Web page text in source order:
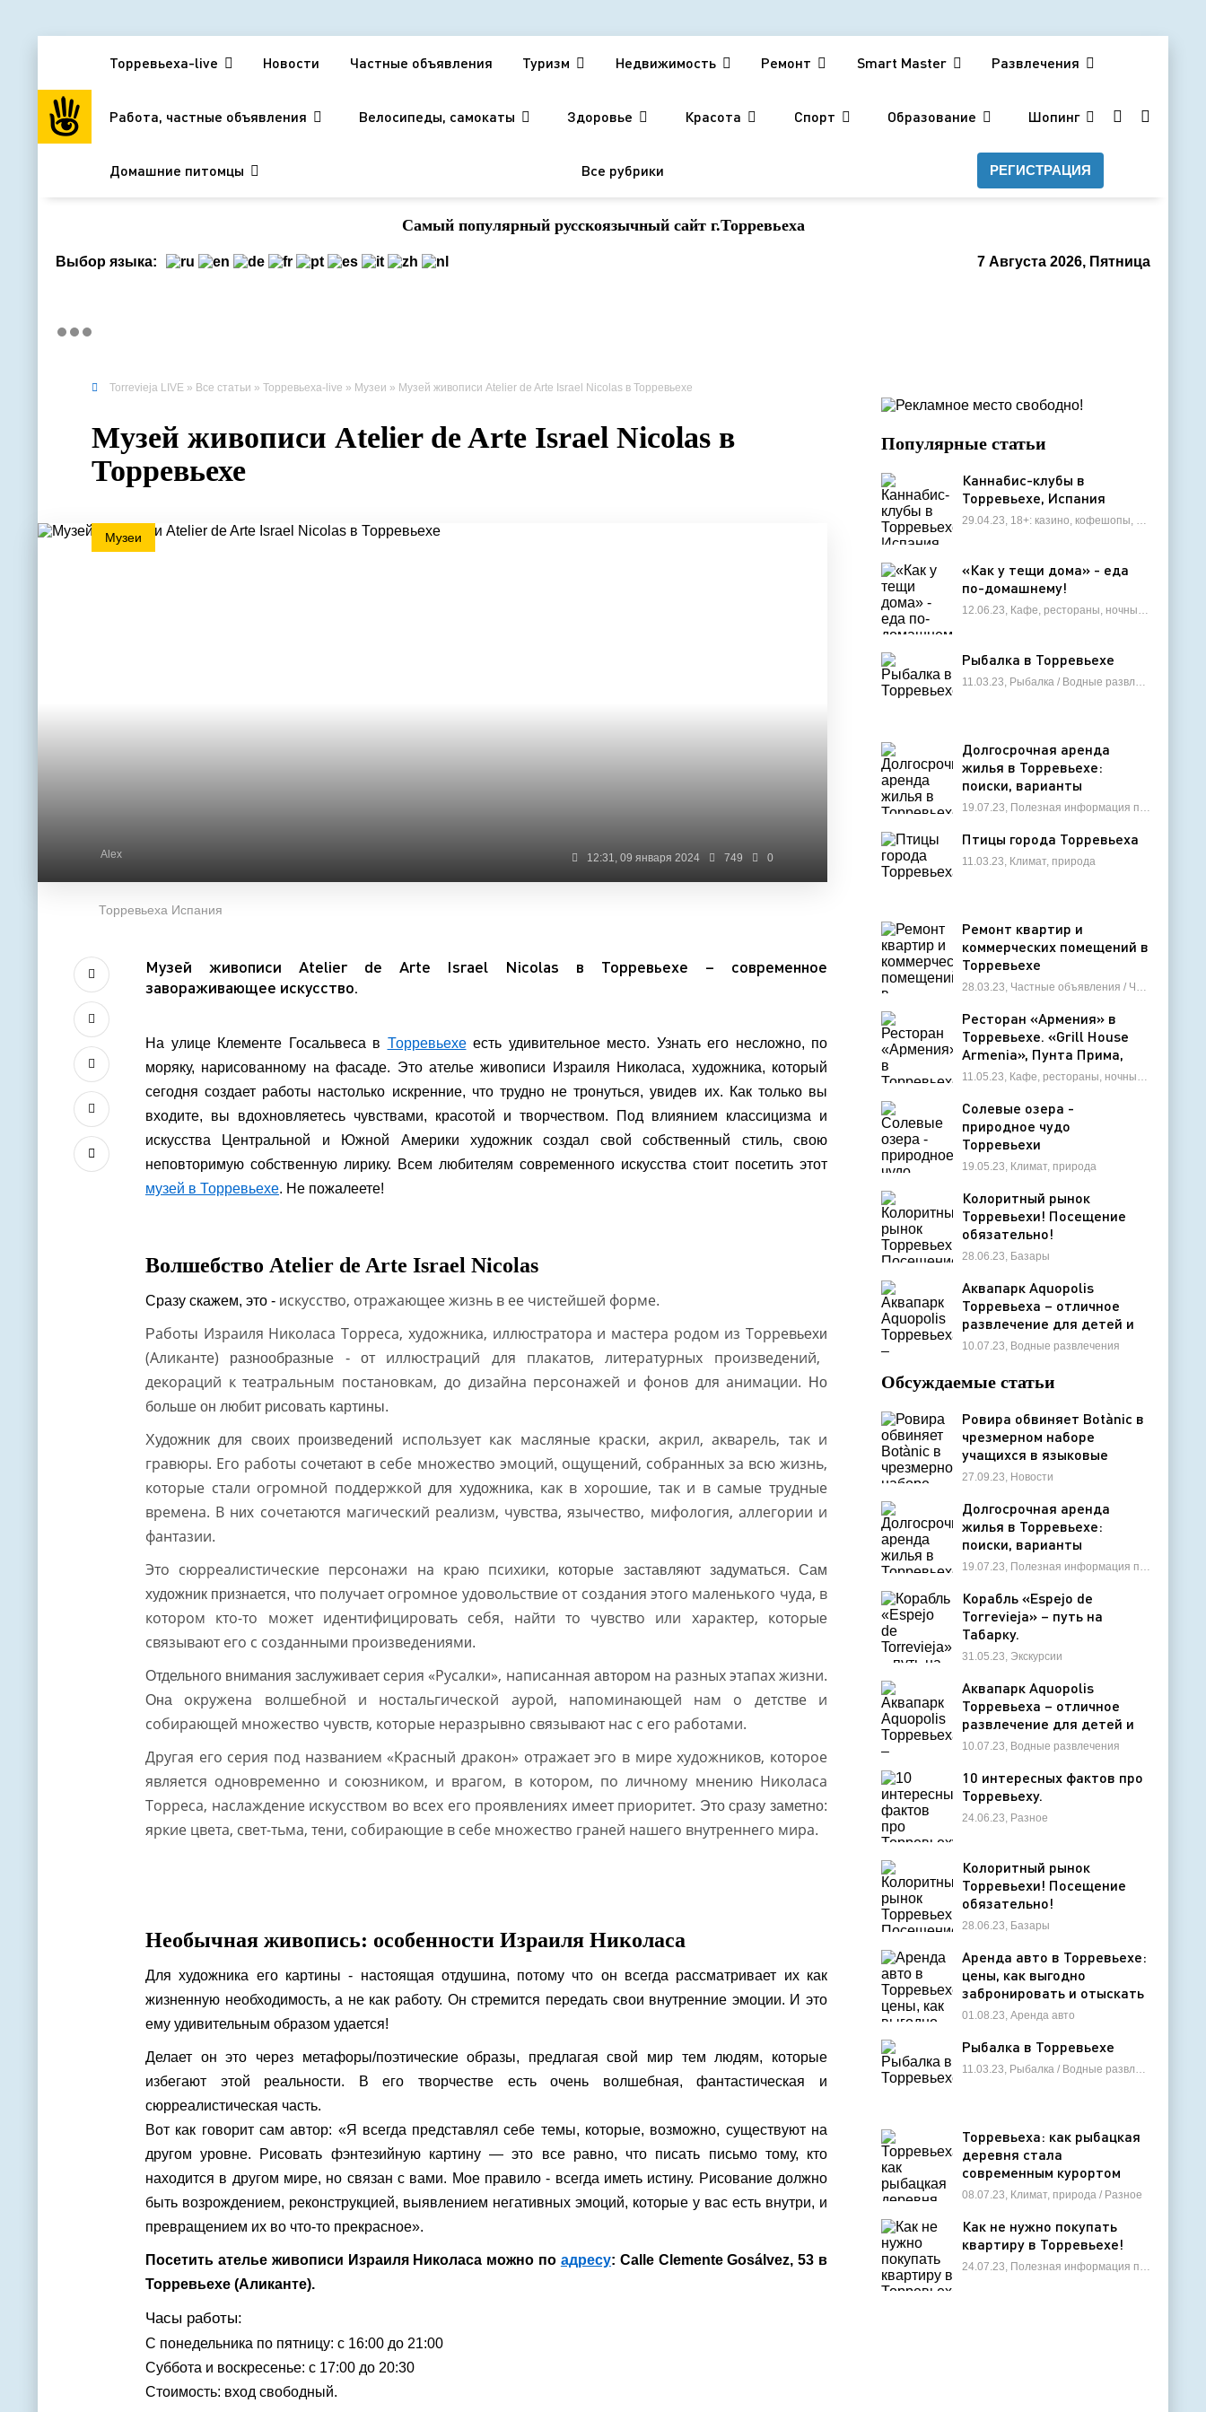
Торревьеха-live Новости Частные объявления Туризм Недвижимость Ремонт Smart Master Развлечения
Работа, частные объявления Велосипеды, самокаты Здоровье Красота Спорт Образование Шопинг
Домашние питомцы Все рубрики РЕГИСТРАЦИЯ
Cамый популярный русскоязычный сайт г.Торревьеха
7 Августа 2026, Пятница
Выбор языка:
Torrevieja LIVE » Все статьи » Торревьеха-live » Музеи » Музей живописи Atelier de Arte Israel Nicolas в Торревьехе
Музей живописи Atelier de Arte Israel Nicolas в
Торревьехе
Музеи
Alex 12:31, 09 января 2024 749 0
Торревьеха Испания
Музей живописи Atelier de Arte Israel Nicolas в Торревьехе – современное
завораживающее искусство.
На улице Клементе Госальвеса в Торревьехеесть удивительное место. Узнать его несложно, по
моряку, нарисованному на фасаде. Это ателье живописи Израиля Николаса, художника, который
сегодня создает работы настолько искренние, что трудно не тронуться, увидев их. Как только вы
входите, вы вдохновляетесь чувствами, красотой и творчеством. Под влиянием классицизма и
искусства Центральной и Южной Америки художник создал свой собственный стиль, свою
неповторимую собственную лирику. Всем любителям современного искусства стоит посетить этот
музей в Торревьехе. Не пожалеете!
Волшебство Atelier de Arte Israel Nicolas
Сразу скажем, это - искусство, отражающее жизнь в ее чистейшей форме.
Работы Израиля Николаса Торреса, художника, иллюстратора и мастера родом из Торревьехи
(Аликанте) разнообразные - от иллюстраций для плакатов, литературных произведений,
декораций к театральным постановкам, до дизайна персонажей и фонов для анимации.
Но
больше он любит рисовать картины.
Художник для своих произведений использует как масляные краски, акрил, акварель, так и
гравюры. Его работы сочетают в себе множество эмоций, ощущений, собранных за всю жизнь,
которые стали огромной поддержкойдля художника, как в хорошие, так и в самые трудные
времена. В них сочетаются магический реализм, чувства, язычество, мифология, аллегории и
фантазии.
Это сюрреалистические персонажи на краю психики,
которые заставляют задуматься. Сам
художник признается, что получает огромное удовольствие от создания этого маленького чуда, в
котором кто-то может идентифицировать себя, найти то чувство или характер, которые
связывают его с созданными произведениями.
Отдельного внимания заслуживает серия «Русалки», написанная автором на разных этапах жизни.
Она окружена волшебной и ностальгической аурой, напоминающей нам о детстве и
собирающей множество чувств, которые неразрывно связывают нас с его работами.
Другая его серия под названием «Красный дракон» отражает эго в мире художников, которое
является одновременно и союзником, и врагом, в котором, по личному мнению Николаса
Торреса, наслаждение искусством во всех его проявлениях имеет приоритет. Это сразу заметно:
яркие цвета, свет-тьма, тени, собирающие в себе множество граней нашего внутреннего мира.
Необычная живопись: особенности Израиля Николаса
Для художника его картины - настоящая отдушина, потому что он всегда рассматривает их как
жизненную необходимость, а не как работу. Он стремится передать свои внутренние эмоции. И это
ему удивительным образом удается!
Делает он это через метафоры/поэтические образы, предлагая свой мир тем людям, которые
избегают этой реальности. В его творчестве есть очень волшебная, фантастическая и
сюрреалистическая часть.
Вот как говорит сам автор: «Я всегда представлял себе темы, которые, возможно, существуют на
другом уровне. Рисовать фэнтезийную картину — это все равно, что писать письмо тому, кто
находится в другом мире, но связан с вами. Мое правило - всегда иметь истину. Рисование должно
быть возрождением, реконструкцией, выявлением негативных эмоций, которые у вас есть внутри, и
превращением их во что-то прекрасное».
Посетить ателье живописи Израиля Николаса можно по адресу: Calle Clemente Gosálvez, 53 в
Торревьехе (Аликанте).
Часы работы:
С понедельника по пятницу: с 16:00 до 21:00
Суббота и воскресенье: с 17:00 до 20:30
Стоимость: вход свободный.
Популярные статьи
Каннабис-клубы в
Торревьехе, Испания
29.04.23, 18+: казино, кофешопы, стрип-бары
«Как у тещи дома» - еда
по-домашнему!
12.06.23, Кафе, рестораны, ночные клубы
Рыбалка в Торревьехе
11.03.23, Рыбалка / Водные развлечения
Долгосрочная аренда
жилья в Торревьехе:
поиски, варианты
недвижимости на любой
19.07.23, Полезная информация по недвижимости
Птицы города Торревьеха
11.03.23, Климат, природа
Ремонт квартир и
коммерческих помещений в
Торревьехе
28.03.23, Частные объявления / Частные мастера
Ресторан «Армения» в
Торревьехе. «Grill House
Armenia», Пунта Прима,
Испания
11.05.23, Кафе, рестораны, ночные клубы
Солевые озера -
природное чудо
Торревьехи
19.05.23, Климат, природа
Колоритный рынок
Торревьехи! Посещение
обязательно!
28.06.23, Базары
Аквапарк Aquopolis
Торревьеха – отличное
развлечение для детей и
взрослых
10.07.23, Водные развлечения
Обсуждаемые статьи
Ровира обвиняет Botànic в
чрезмерном наборе
учащихся в языковые
школы и проблемах с
27.09.23, Новости
Долгосрочная аренда
жилья в Торревьехе:
поиски, варианты
недвижимости на любой
19.07.23, Полезная информация по недвижимости
Корабль «Espejo de
Torrevieja» – путь на
Табарку.
31.05.23, Экскурсии
Аквапарк Aquopolis
Торревьеха – отличное
развлечение для детей и
взрослых
10.07.23, Водные развлечения
10 интересных фактов про
Торревьеху.
24.06.23, Разное
Колоритный рынок
Торревьехи! Посещение
обязательно!
28.06.23, Базары
Аренда авто в Торревьехе:
цены, как выгодно
забронировать и отыскать
лучшие варианты
01.08.23, Аренда авто
Рыбалка в Торревьехе
11.03.23, Рыбалка / Водные развлечения
Торревьеха: как рыбацкая
деревня стала
современным курортом
Испании?
08.07.23, Климат, природа / Разное
Как не нужно покупать
квартиру в Торревьехе!
24.07.23, Полезная информация по недвижимости